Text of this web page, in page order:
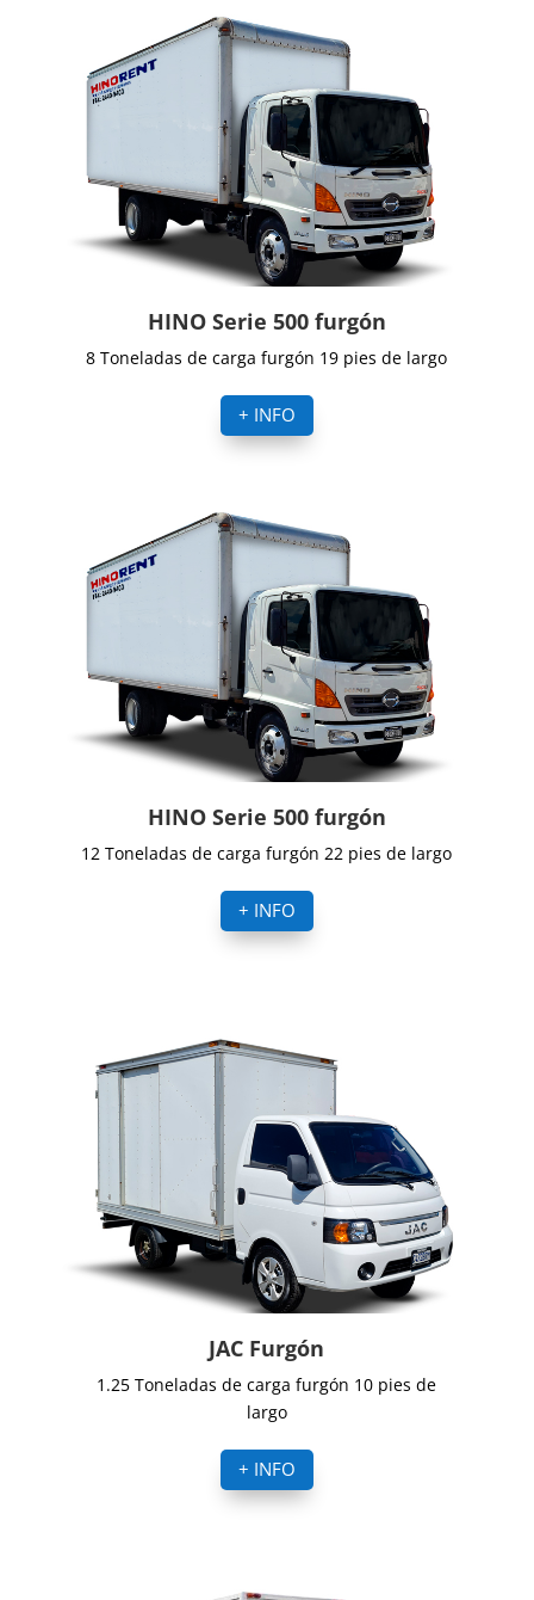
HINO Serie 500 furgón
8 Toneladas de carga furgón 19 pies de largo
+ INFO
HINO Serie 500 furgón
12 Toneladas de carga furgón 22 pies de largo
+ INFO
JAC Furgón
1.25 Toneladas de carga furgón 10 pies de
largo
+ INFO